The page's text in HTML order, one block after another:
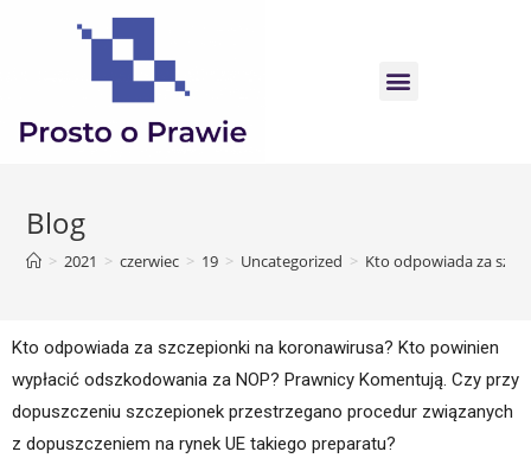
Blog
> 2021 > czerwiec > 19 > Uncategorized > Kto odpowiada za
Kto odpowiada za szczepionki na koronawirusa? Kto powinien
wypłacić odszkodowania za NOP? Prawnicy Komentują. Czy przy
dopuszczeniu szczepionek przestrzegano procedur związanych
z dopuszczeniem na rynek UE takiego preparatu?